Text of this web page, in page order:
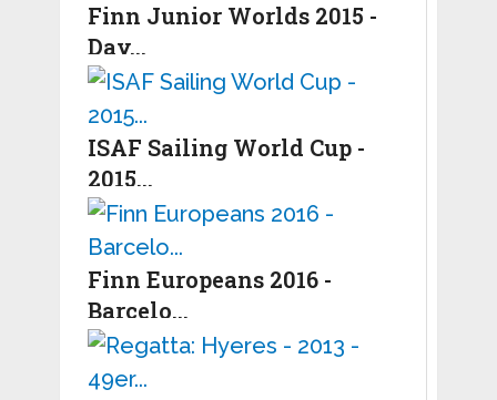
Finn Junior Worlds 2015 -
Day...
ISAF Sailing World Cup -
2015...
Finn Europeans 2016 -
Barcelo...